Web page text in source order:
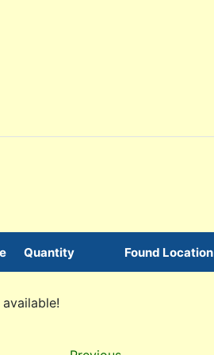
Quantity Found Location